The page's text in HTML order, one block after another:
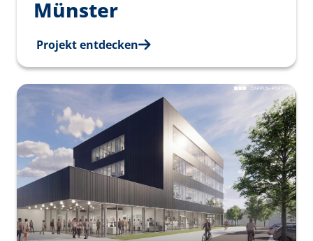
Münster
Projekt entdecken